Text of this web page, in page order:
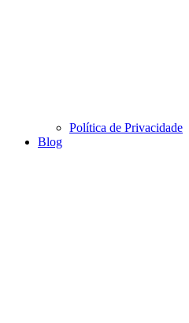
Política de Privacidade
Blog